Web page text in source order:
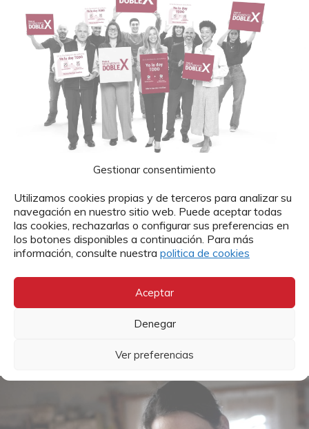
Gestionar consentimiento
Utilizamos cookies propias y de terceros para analizar su
navegación en nuestro sitio web. Puede aceptar todas
las cookies, rechazarlas o configurar sus preferencias en
los botones disponibles a continuación. Para más
información, consulte nuestra politica de cookies
Aceptar
Denegar
Ver preferencias
Únete al movimiento Doble X
Solo tienes que hacer un pequeño movimiento: marcar las
dos casillas de asignación solidaria.
VER CAMPAÑA